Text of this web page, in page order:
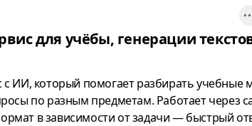
для учёбы, генерации
с ИИ, который помогает разбирать учебные
по разным предметам. Работает через
в зависимости от задачи — быстрый